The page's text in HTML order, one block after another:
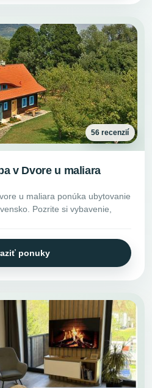
56 recenzií
v Dvore u maliara
u maliara ponúka ubytovanie
Pozrite si vybavenie,
ponuky